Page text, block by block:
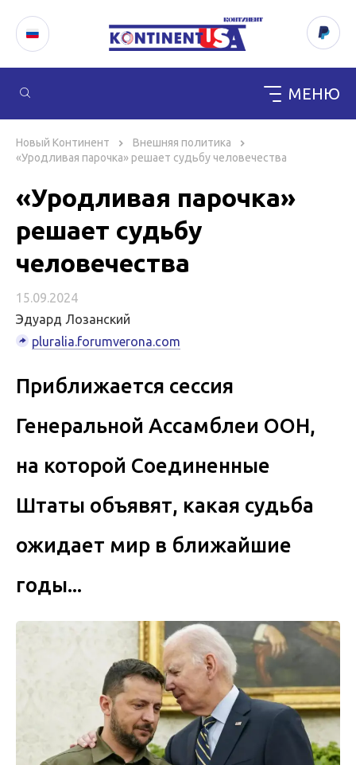
МЕНЮ
содержимому
Новый Континент
Внешняя политика
«Уродливая парочка» решает судьбу человечества
«Уродливая парочка»
решает судьбу
человечества
15.09.2024
Эдуард Лозанский
pluralia.forumverona.com
Приближается сессия
Генеральной Ассамблеи ООН,
на которой Соединенные
Штаты объявят, какая судьба
ожидает мир в ближайшие
годы...